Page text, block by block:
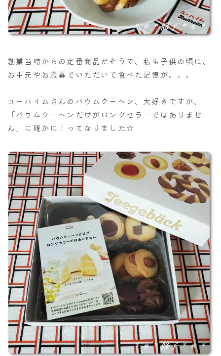
創業当時からの定番商品だそうで、私も子供の頃に、
お中元やお歳暮でいただいて食べた記憶が。。。
ユーハイムさんのバウムクーヘン、大好きですが、
「バウムクーヘンだけがロングセラーではありませ
ん」に確かに！ってなりました☆